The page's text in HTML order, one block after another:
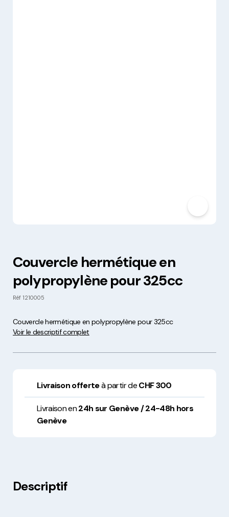
Couvercle hermétique en
polypropylène pour 325cc
Réf 1210005
Couvercle hermétique en polypropylène pour 325cc
Voir le descriptif complet
Livraison offerteà partir deCHF 300
Livraison en24h sur Genève / 24-48h hors
Genève
Descriptif